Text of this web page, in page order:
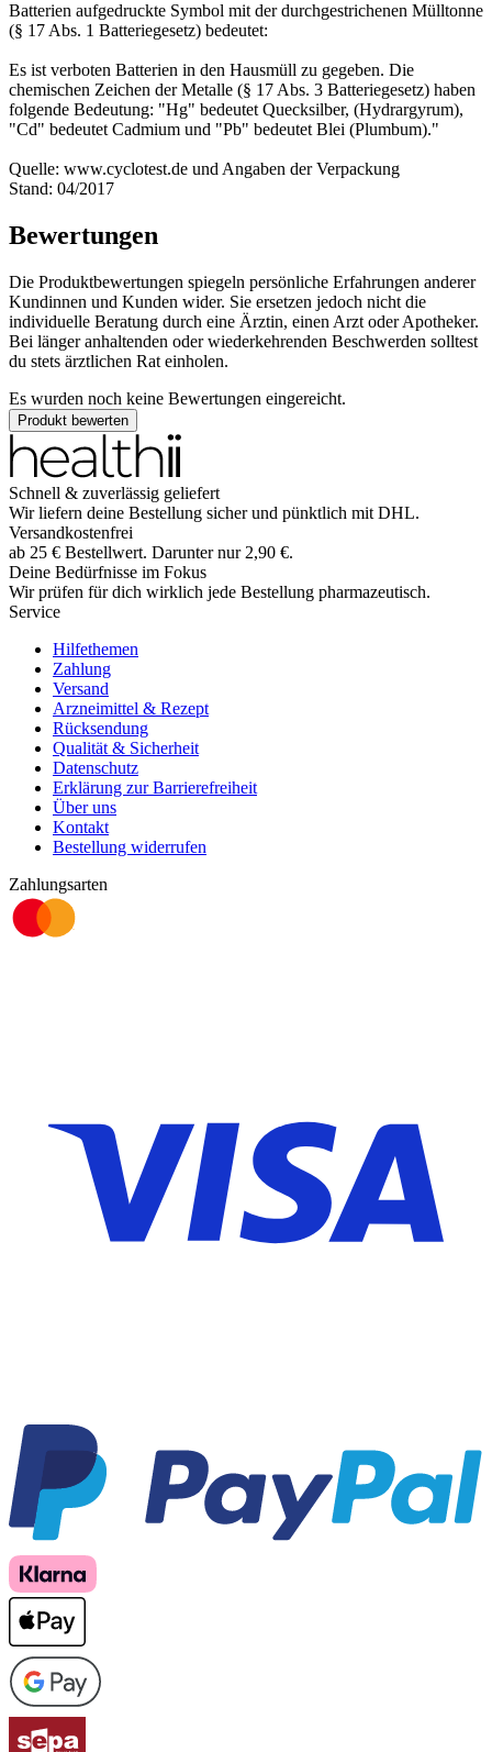
Batterien aufgedruckte Symbol mit der durchgestrichenen Mülltonne
(§ 17 Abs. 1 Batteriegesetz) bedeutet:
Es ist verboten Batterien in den Hausmüll zu gegeben. Die
chemischen Zeichen der Metalle (§ 17 Abs. 3 Batteriegesetz) haben
folgende Bedeutung: "Hg" bedeutet Quecksilber, (Hydrargyrum),
"Cd" bedeutet Cadmium und "Pb" bedeutet Blei (Plumbum)."
Quelle: www.cyclotest.de und Angaben der Verpackung
Stand: 04/2017
Bewertungen
Die Produktbewertungen spiegeln persönliche Erfahrungen anderer
Kundinnen und Kunden wider. Sie ersetzen jedoch nicht die
individuelle Beratung durch eine Ärztin, einen Arzt oder Apotheker.
Bei länger anhaltenden oder wiederkehrenden Beschwerden solltest
du stets ärztlichen Rat einholen.
Es wurden noch keine Bewertungen eingereicht.
Produkt bewerten
Schnell & zuverlässig geliefert
Wir liefern deine Bestellung sicher und pünktlich mit DHL.
Versandkostenfrei
ab 25 € Bestellwert. Darunter nur 2,90 €.
Deine Bedürfnisse im Fokus
Wir prüfen für dich wirklich jede Bestellung pharmazeutisch.
Service
Hilfethemen
Zahlung
Versand
Arzneimittel & Rezept
Rücksendung
Qualität & Sicherheit
Datenschutz
Erklärung zur Barrierefreiheit
Über uns
Kontakt
Bestellung widerrufen
Zahlungsarten